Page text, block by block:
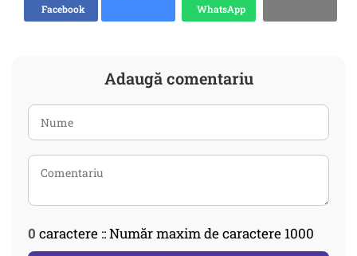
Facebook
WhatsApp
Adaugă comentariu
0 caractere :: Număr maxim de caractere 1000